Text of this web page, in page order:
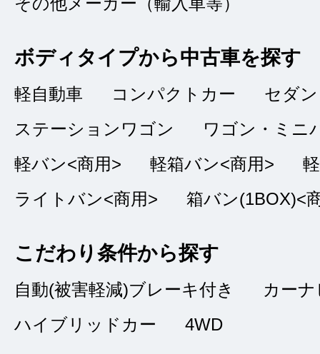
2024/10/13
｜ 雰囲
の良さそうなもの
た。特にアイサイ
ボディタイプから中古車を探す
軽自動車 コンパクトカー
セダン
ステーションワゴン
ワゴン・ミニ
軽バン<商用>
軽箱バン<商用>
ライトバン<商用>
箱バン(1BOX)<
こだわり条件から探す
自動(被害軽減)ブレーキ付き
カー
ハイブリッドカー
4WD